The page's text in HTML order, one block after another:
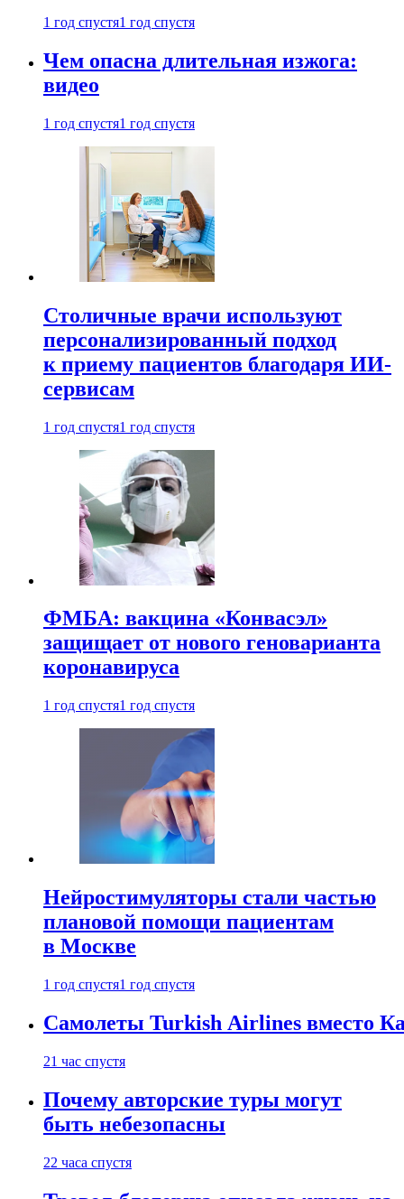
1 год спустя1 год спустя
Чем опасна длительная изжога:
видео
1 год спустя1 год спустя
Столичные врачи используют
персонализированный подход
к приему пациентов благодаря ИИ-
сервисам
1 год спустя1 год спустя
ФМБА: вакцина «Конвасэл»
защищает от нового геноварианта
коронавируса
1 год спустя1 год спустя
Нейростимуляторы стали частью
плановой помощи пациентам
в Москве
1 год спустя1 год спустя
Самолеты Turkish Airlines вместо
21 час спустя
Почему авторские туры могут
быть небезопасны
22 часа спустя